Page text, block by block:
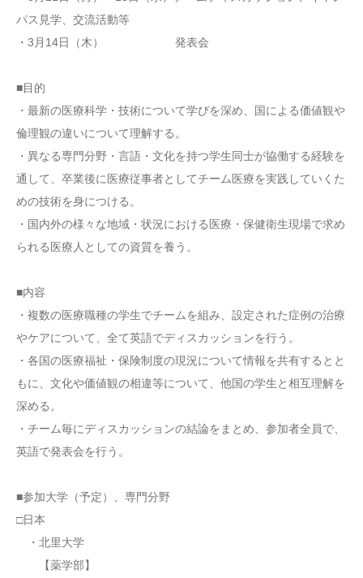
パス見学、交流活動等
・3月14日（木） 発表会
■目的
・最新の医療科学・技術について学びを深め、国による価値観や
倫理観の違いについて理解する。
・異なる専門分野・言語・文化を持つ学生同士が協働する経験を
通して、卒業後に医療従事者としてチーム医療を実践していくた
めの技術を身につける。
・国内外の様々な地域・状況における医療・保健衛生現場で求め
られる医療人としての資質を養う。
■内容
・複数の医療職種の学生でチームを組み、設定された症例の治療
やケアについて、全て英語でディスカッションを行う。
・各国の医療福祉・保険制度の現況について情報を共有するとと
もに、文化や価値観の相違等について、他国の学生と相互理解を
深める。
・チーム毎にディスカッションの結論をまとめ、参加者全員で、
英語で発表会を行う。
■参加大学（予定）、専門分野
□日本
・北里大学
【薬学部】